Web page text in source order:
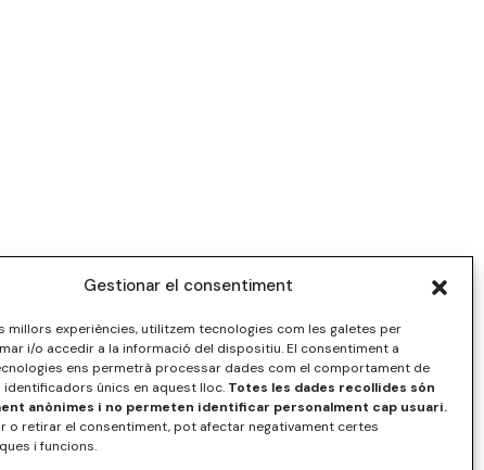
Gestionar el consentiment
millors experiències, utilitzem tecnologies com les galetes per
i/o accedir a la informació del dispositiu. El consentiment a
ens permetrà processar dades com el comportament de
identificadors únics en aquest lloc. Totes les dades recollides són
anònimes i no permeten identificar personalment cap usuari.
o retirar el consentiment, pot afectar negativament certes
i funcions.